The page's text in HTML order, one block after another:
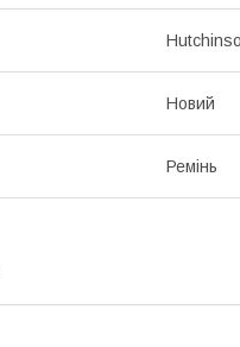
Новий
Ремінь